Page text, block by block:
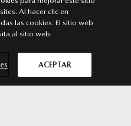
Cookies
derechos reservados |
Al hacer clic en
las cookies. El sitio web
al sitio web.
ACEPTAR